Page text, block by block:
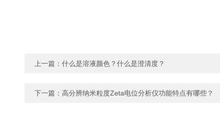
上一篇： 什么是溶液颜色？什么是澄清度？
下一篇： 高分辨纳米粒度Zeta电位分析仪功能特点有哪些？